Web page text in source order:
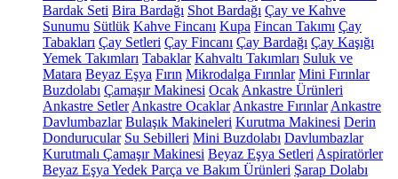
Bardak Seti Bira Bardağı Shot Bardağı Çay ve Kahve
Sunumu Sütlük Kahve Fincanı Kupa Fincan Takımı Çay
Tabakları Çay Setleri Çay Fincanı Çay Bardağı Çay Kaşığı
Yemek Takımları Tabaklar Kahvaltı Takımları Suluk ve
Matara Beyaz Eşya Fırın Mikrodalga Fırınlar Mini Fırınlar
Buzdolabı Çamaşır Makinesi Ocak Ankastre Ürünleri
Ankastre Setler Ankastre Ocaklar Ankastre Fırınlar Ankastre
Davlumbazlar Bulaşık Makineleri Kurutma Makinesi Derin
Dondurucular Su Sebilleri Mini Buzdolabı Davlumbazlar
Kurutmalı Çamaşır Makinesi Beyaz Eşya Setleri Aspiratörler
Beyaz Eşya Yedek Parça ve Bakım Ürünleri Şarap Dolabı